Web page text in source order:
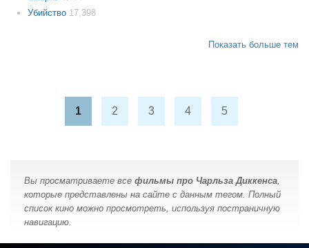
Убийство 17,398
Показать больше тем
1 2 3 4 5
Вы просматриваете все фильмы про Чарльза Диккенса,
которые представлены на сайте с данным тегом. Полный
список кино можно просмотреть, используя постраничную
навигацию.